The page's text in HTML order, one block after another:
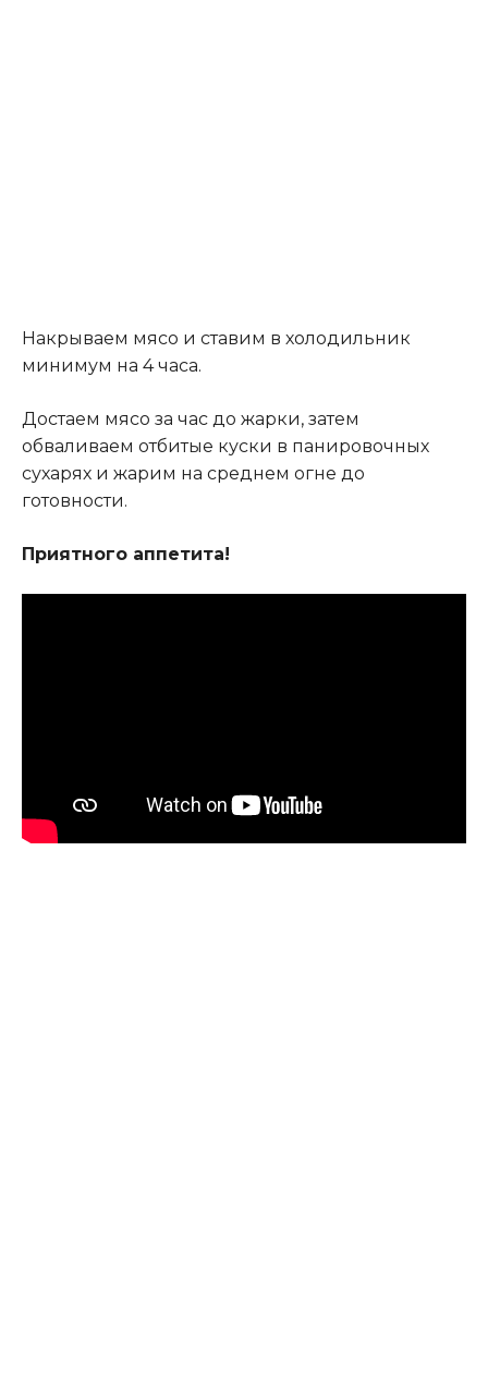
Накрываем мясо и ставим в холодильник
минимум на 4 часа.
Достаем мясо за час до жарки, затем
обваливаем отбитые куски в панировочных
сухарях и жарим на среднем огне до
готовности.
Приятного аппетита!